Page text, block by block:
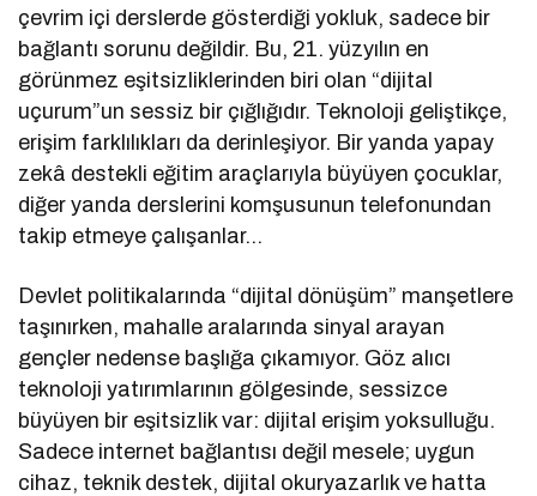
çevrim içi derslerde gösterdiği yokluk, sadece bir
bağlantı sorunu değildir. Bu, 21. yüzyılın en
görünmez eşitsizliklerinden biri olan “dijital
uçurum”un sessiz bir çığlığıdır. Teknoloji geliştikçe,
erişim farklılıkları da derinleşiyor. Bir yanda yapay
zekâ destekli eğitim araçlarıyla büyüyen çocuklar,
diğer yanda derslerini komşusunun telefonundan
takip etmeye çalışanlar…
Devlet politikalarında “dijital dönüşüm” manşetlere
taşınırken, mahalle aralarında sinyal arayan
gençler nedense başlığa çıkamıyor. Göz alıcı
teknoloji yatırımlarının gölgesinde, sessizce
büyüyen bir eşitsizlik var: dijital erişim yoksulluğu.
Sadece internet bağlantısı değil mesele; uygun
cihaz, teknik destek, dijital okuryazarlık ve hatta